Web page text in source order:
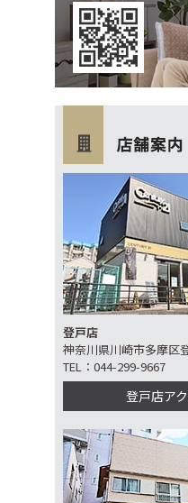
登戸店
神奈川県川崎市多摩区
TEL：044-299-9667
登戸店ア